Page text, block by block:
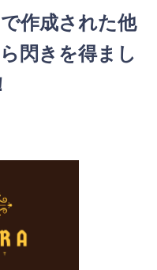
作成された他
閃きを得まし